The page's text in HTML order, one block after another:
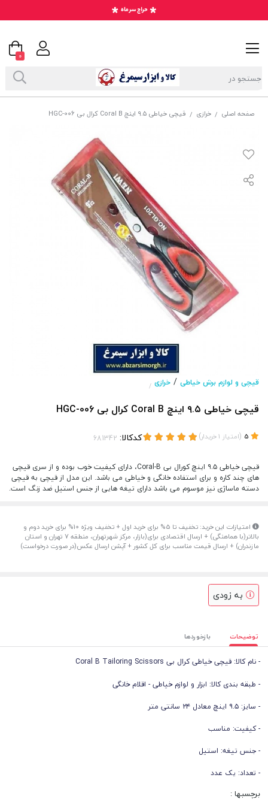
صفحه اصلی / خرازی / قیچی خیاطی ۹.۵ اینچ Coral B کرال بی HGC-006
قیچی و لوازم برش خیاطی / خرازی /
قیچی خیاطی ۹.۵ اینچ Coral B کرال بی HGC-006
(امتیاز 1خریدار) کدکالا:
قیچی خیاطی ۹.۵ اینچ کورال بی Coral-B، دارای کیفیت خوب بوده و از سری قیچی
های چند کاره و برای استفاده خانگی و خیاطی می باشد. این مدل از قیچی به قیچی
دسته ماساژی نیز موسوم می باشد دارای تیغه هایی از جنس استیل ضد زنگ است.
امتیازات این خرید: تخفیف تا 5% برای خرید اول + تخفیف ویژه 10% برای خرید دوم و
بالاتر(با هماهنگی) + ارسال اقتصادی برای(بازار، مرکز شهرتهران، منطقه 7 تهران و استان
مازندران) + ارسال قیمت مناسب برای کل کشور + آپشن ارسال عکس(در صورت درخواست)
به زودی
توضیحات بازخوردها
- نام کالا: قیچی خیاطی کرال بی Coral B Tailoring Scissors
- طبقه بندی کالا: ابزار و لوازم خیاطی - اقلام خانگی
- سایز: ۹.۵ اینچ معادل ۲۴ سانتی متر
- کیفیت: مناسب
- جنس تیغه: استیل
- تعداد: یک عدد
برچسبها :
0